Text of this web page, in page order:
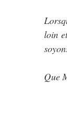
loin
Que